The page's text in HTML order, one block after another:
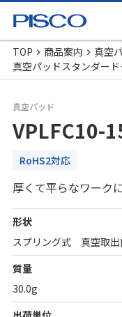
TOP 商品案内
真空
真空パッドスタンダー
真空パッド
VPLFC10-
RoHS2対応
厚くて平らなワーク
形状
スプリング式 真空取
質量
30.0g